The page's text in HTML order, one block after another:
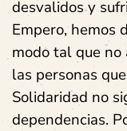
desvalidos y
Empero, hemos
modo tal que no
las personas
Solidaridad no
dependencias.